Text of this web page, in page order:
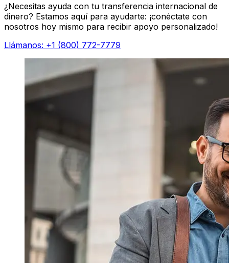
¿Necesitas ayuda con tu transferencia internacional de
dinero? Estamos aquí para ayudarte: ¡conéctate con
nosotros hoy mismo para recibir apoyo personalizado!
Llámanos: +1 (800) 772-7779